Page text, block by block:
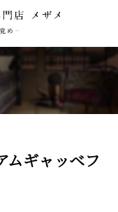
ムギャッベフ
TOP
CONCEPT